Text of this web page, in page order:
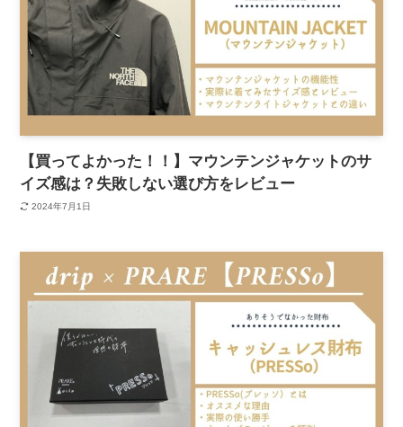
【買ってよかった！！】マウンテンジャケットのサ
イズ感は？失敗しない選び方をレビュー
2024年7月1日